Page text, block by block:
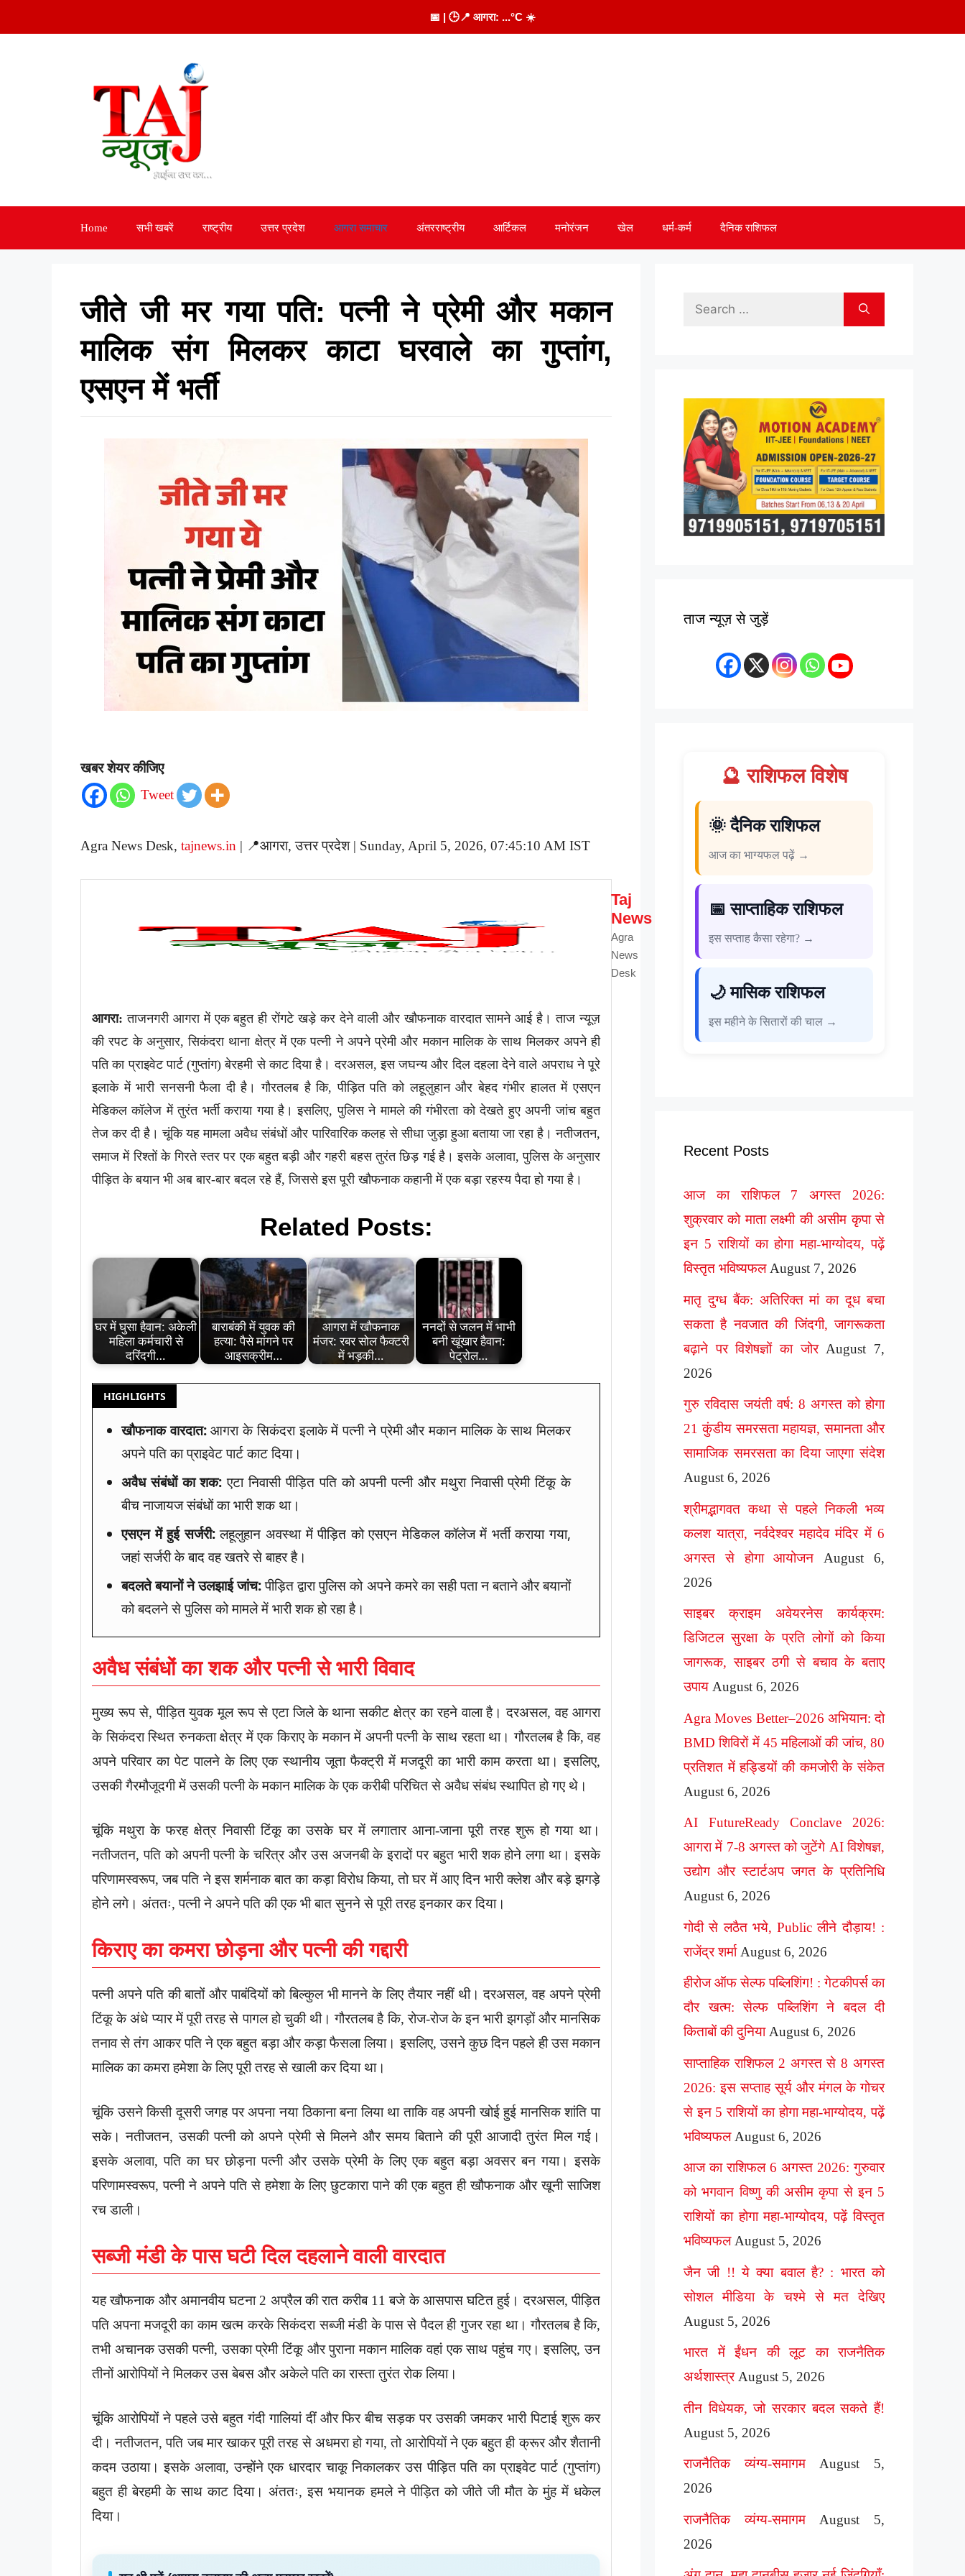
to
📅 | 🕒📍 आगरा: ...°C ☀️
Home सभी खबरें राष्ट्रीय उत्तर प्रदेश आगरा समाचार अंतरराष्ट्रीय आर्टिकल मनोरंजन खेल धर्म-कर्म दैनिक राशिफल
जीते जी मर गया पति: पत्नी ने प्रेमी और मकान
मालिक संग मिलकर काटा घरवाले का गुप्तांग,
एसएन में भर्ती
खबर शेयर कीजिए
Tweet
Agra News Desk, tajnews.in | 📍आगरा, उत्तर प्रदेश | Sunday, April 5, 2026, 07:45:10 AM IST
Taj
News
Agra
News
Desk
आगरा: ताजनगरी आगरा में एक बहुत ही रोंगटे खड़े कर देने वाली और खौफनाक वारदात सामने आई है। ताज न्यूज़
की रपट के अनुसार, सिकंदरा थाना क्षेत्र में एक पत्नी ने अपने प्रेमी और मकान मालिक के साथ मिलकर अपने ही
पति का प्राइवेट पार्ट (गुप्तांग) बेरहमी से काट दिया है। दरअसल, इस जघन्य और दिल दहला देने वाले अपराध ने पूरे
इलाके में भारी सनसनी फैला दी है। गौरतलब है कि, पीड़ित पति को लहूलुहान और बेहद गंभीर हालत में एसएन
मेडिकल कॉलेज में तुरंत भर्ती कराया गया है। इसलिए, पुलिस ने मामले की गंभीरता को देखते हुए अपनी जांच बहुत
तेज कर दी है। चूंकि यह मामला अवैध संबंधों और पारिवारिक कलह से सीधा जुड़ा हुआ बताया जा रहा है। नतीजतन,
समाज में रिश्तों के गिरते स्तर पर एक बहुत बड़ी और गहरी बहस तुरंत छिड़ गई है। इसके अलावा, पुलिस के अनुसार
पीड़ित के बयान भी अब बार-बार बदल रहे हैं, जिससे इस पूरी खौफनाक कहानी में एक बड़ा रहस्य पैदा हो गया है।
Related Posts:
घर में घुसा हैवान: अकेली
महिला कर्मचारी से
दरिंदगी…
बाराबंकी में युवक की
हत्या: पैसे मांगने पर
आइसक्रीम…
आगरा में खौफनाक
मंजर: रबर सोल फैक्टरी
में भड़की…
ननदों से जलन में भाभी
बनी खूंखार हैवान:
पेट्रोल…
HIGHLIGHTS
खौफनाक वारदात:आगरा के सिकंदरा इलाके में पत्नी ने प्रेमी और मकान मालिक के साथ मिलकर
अपने पति का प्राइवेट पार्ट काट दिया।
अवैध संबंधों का शक: एटा निवासी पीड़ित पति को अपनी पत्नी और मथुरा निवासी प्रेमी टिंकू के
बीच नाजायज संबंधों का भारी शक था।
एसएन में हुई सर्जरी:लहूलुहान अवस्था में पीड़ित को एसएन मेडिकल कॉलेज में भर्ती कराया गया,
जहां सर्जरी के बाद वह खतरे से बाहर है।
बदलते बयानों ने उलझाई जांच:पीड़ित द्वारा पुलिस को अपने कमरे का सही पता न बताने और बयानों
को बदलने से पुलिस को मामले में भारी शक हो रहा है।
अवैध संबंधों का शक और पत्नी से भारी विवाद
मुख्य रूप से, पीड़ित युवक मूल रूप से एटा जिले के थाना सकीट क्षेत्र का रहने वाला है। दरअसल, वह आगरा
के सिकंदरा स्थित रुनकता क्षेत्र में एक किराए के मकान में अपनी पत्नी के साथ रहता था। गौरतलब है कि, वह
अपने परिवार का पेट पालने के लिए एक स्थानीय जूता फैक्ट्री में मजदूरी का भारी काम करता था। इसलिए,
उसकी गैरमौजूदगी में उसकी पत्नी के मकान मालिक के एक करीबी परिचित से अवैध संबंध स्थापित हो गए थे।
चूंकि मथुरा के फरह क्षेत्र निवासी टिंकू का उसके घर में लगातार आना-जाना पूरी तरह शुरू हो गया था।
नतीजतन, पति को अपनी पत्नी के चरित्र और उस अजनबी के इरादों पर बहुत भारी शक होने लगा था। इसके
परिणामस्वरूप, जब पति ने इस शर्मनाक बात का कड़ा विरोध किया, तो घर में आए दिन भारी क्लेश और बड़े झगड़े
होने लगे। अंततः, पत्नी ने अपने पति की एक भी बात सुनने से पूरी तरह इनकार कर दिया।
किराए का कमरा छोड़ना और पत्नी की गद्दारी
पत्नी अपने पति की बातों और पाबंदियों को बिल्कुल भी मानने के लिए तैयार नहीं थी। दरअसल, वह अपने प्रेमी
टिंकू के अंधे प्यार में पूरी तरह से पागल हो चुकी थी। गौरतलब है कि, रोज-रोज के इन भारी झगड़ों और मानसिक
तनाव से तंग आकर पति ने एक बहुत बड़ा और कड़ा फैसला लिया। इसलिए, उसने कुछ दिन पहले ही उस मकान
मालिक का कमरा हमेशा के लिए पूरी तरह से खाली कर दिया था।
चूंकि उसने किसी दूसरी जगह पर अपना नया ठिकाना बना लिया था ताकि वह अपनी खोई हुई मानसिक शांति पा
सके। नतीजतन, उसकी पत्नी को अपने प्रेमी से मिलने और समय बिताने की पूरी आजादी तुरंत मिल गई।
इसके अलावा, पति का घर छोड़ना पत्नी और उसके प्रेमी के लिए एक बहुत बड़ा अवसर बन गया। इसके
परिणामस्वरूप, पत्नी ने अपने पति से हमेशा के लिए छुटकारा पाने की एक बहुत ही खौफनाक और खूनी साजिश
रच डाली।
सब्जी मंडी के पास घटी दिल दहलाने वाली वारदात
यह खौफनाक और अमानवीय घटना 2 अप्रैल की रात करीब 11 बजे के आसपास घटित हुई। दरअसल, पीड़ित
पति अपना मजदूरी का काम खत्म करके सिकंदरा सब्जी मंडी के पास से पैदल ही गुजर रहा था। गौरतलब है कि,
तभी अचानक उसकी पत्नी, उसका प्रेमी टिंकू और पुराना मकान मालिक वहां एक साथ पहुंच गए। इसलिए, उन
तीनों आरोपियों ने मिलकर उस बेबस और अकेले पति का रास्ता तुरंत रोक लिया।
चूंकि आरोपियों ने पहले उसे बहुत गंदी गालियां दीं और फिर बीच सड़क पर उसकी जमकर भारी पिटाई शुरू कर
दी। नतीजतन, पति जब मार खाकर पूरी तरह से अधमरा हो गया, तो आरोपियों ने एक बहुत ही क्रूर और शैतानी
कदम उठाया। इसके अलावा, उन्होंने एक धारदार चाकू निकालकर उस पीड़ित पति का प्राइवेट पार्ट (गुप्तांग)
बहुत ही बेरहमी के साथ काट दिया। अंततः, इस भयानक हमले ने पीड़ित को जीते जी मौत के मुंह में धकेल
दिया।
Search
ताज न्यूज़ से जुड़ें
🔮 राशिफल विशेष
🌞 दैनिक राशिफल
आज का भाग्यफल पढ़ें →
📅 साप्ताहिक राशिफल
इस सप्ताह कैसा रहेगा? →
🌙 मासिक राशिफल
इस महीने के सितारों की चाल →
Recent Posts
आज का राशिफल 7 अगस्त 2026:
शुक्रवार को माता लक्ष्मी की असीम कृपा से
इन 5 राशियों का होगा महा-भाग्योदय, पढ़ें
विस्तृत भविष्यफल August 7, 2026
मातृ दुग्ध बैंक: अतिरिक्त मां का दूध बचा
सकता है नवजात की जिंदगी, जागरूकता
बढ़ाने पर विशेषज्ञों का जोर August 7,
2026
गुरु रविदास जयंती वर्ष: 8 अगस्त को होगा
21 कुंडीय समरसता महायज्ञ, समानता और
सामाजिक समरसता का दिया जाएगा संदेश
August 6, 2026
श्रीमद्भागवत कथा से पहले निकली भव्य
कलश यात्रा, नर्वदेश्वर महादेव मंदिर में 6
अगस्त से होगा आयोजन
August 6,
2026
साइबर क्राइम अवेयरनेस कार्यक्रम:
डिजिटल सुरक्षा के प्रति लोगों को किया
जागरूक, साइबर ठगी से बचाव के बताए
उपाय August 6, 2026
Agra Moves Better–2026 अभियान: दो
BMD शिविरों में 45 महिलाओं की जांच, 80
प्रतिशत में हड्डियों की कमजोरी के संकेत
August 6, 2026
AI FutureReady Conclave 2026:
आगरा में 7-8 अगस्त को जुटेंगे AI विशेषज्ञ,
उद्योग और स्टार्टअप जगत के प्रतिनिधि
August 6, 2026
गोदी से लठैत भये, Public लीने दौड़ाय! :
राजेंद्र शर्मा August 6, 2026
हीरोज ऑफ सेल्फ पब्लिशिंग! : गेटकीपर्स का
दौर खत्म: सेल्फ पब्लिशिंग ने बदल दी
किताबों की दुनिया August 6, 2026
साप्ताहिक राशिफल 2 अगस्त से 8 अगस्त
2026: इस सप्ताह सूर्य और मंगल के गोचर
से इन 5 राशियों का होगा महा-भाग्योदय, पढ़ें
भविष्यफल August 6, 2026
आज का राशिफल 6 अगस्त 2026: गुरुवार
को भगवान विष्णु की असीम कृपा से इन 5
राशियों का होगा महा-भाग्योदय, पढ़ें विस्तृत
भविष्यफल August 5, 2026
जैन जी !! ये क्या बवाल है? : भारत को
सोशल मीडिया के चश्मे से मत देखिए
August 5, 2026
भारत में ईंधन की लूट का राजनैतिक
अर्थशास्त्र August 5, 2026
तीन विधेयक, जो सरकार बदल सकते हैं!
August 5, 2026
राजनैतिक व्यंग्य-समागम
August 5,
2026
राजनैतिक व्यंग्य-समागम
August 5,
2026